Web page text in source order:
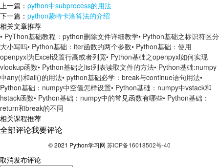
上一篇： python中subprocess的用法
下一篇： python蒙特卡洛算法的介绍
相关文章推荐
• PyThon基础教程：python删除文件详细教学• Python基础之标识符区分
大小写吗• Python基础：iter函数的两个参数• Python基础：使用
openpyxl为Excel设置行高或者列宽• Python基础之openpyxl如何实现
vlookup函数• Python基础之list列表读取文件的方法• Python基础:numpy
中any()和all()的用法• python基础必学：break与continue语句用法•
Python基础：numpy中空值怎样设置• Python基础：numpy中vstack和
hstack函数• Python基础：numpy中的常见函数有哪些• Python基础：
return和break的不同
相关课程推荐
全部评论我要评论
© 2021 Python学习网 苏ICP备16018502号-40
取消发布评论